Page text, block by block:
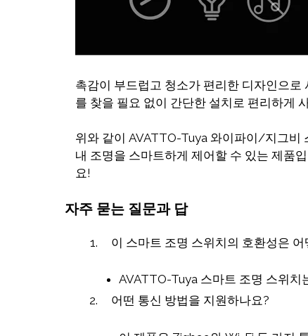
촉감이 부드럽고 청소가 편리한 디자인으
를 찾을 필요 없이 간단한 설치로 편리하게
위와 같이 AVATTO-Tuya 와이파이/지그비
내 조명을 스마트하게 제어할 수 있는 제품
요!
자주 묻는 질문과 답
이 스마트 조명 스위치의 호환성은
AVATTO-Tuya 스마트 조명 스위
어떤 통신 방법을 지원하나요?